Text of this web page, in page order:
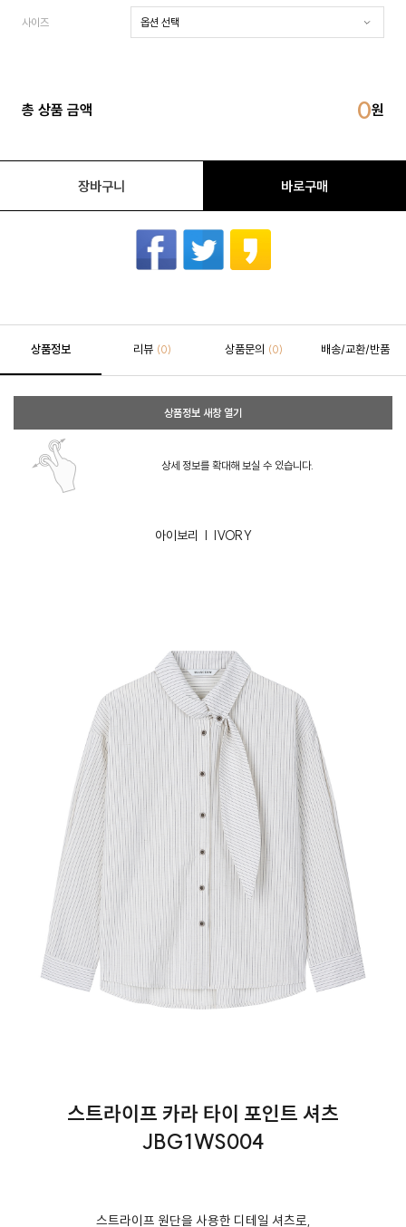
사이즈
총 상품 금액 0
장바구니 바로구매
상품정보 리뷰 (0) 상품문의 (0) 배송/교환/반품
상품정보 새창 열기
상세 정보를 확대해 보실 수 있습니다.
아이보리 | IVORY
스트라이프 카라 타이 포인트 셔츠
JBG1WS004
스트라이프 원단을 사용한 디테일 셔츠로,